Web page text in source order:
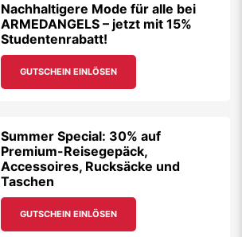
Nachhaltigere Mode für alle bei
ARMEDANGELS – jetzt mit 15%
Studentenrabatt!
GUTSCHEIN EINLÖSEN
Summer Special: 30% auf
Premium-Reisegepäck,
Accessoires, Rucksäcke und
Taschen
GUTSCHEIN EINLÖSEN